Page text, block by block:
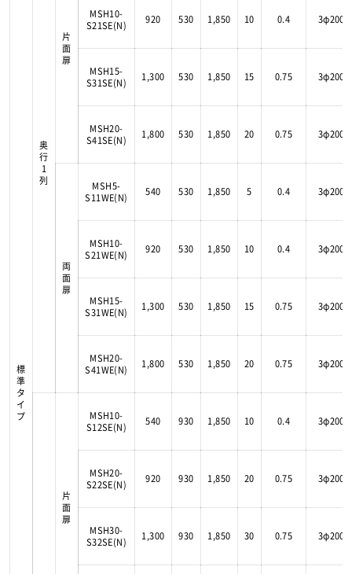
標
準
タ
イ
プ
奥
行
1
列
片
面
扉
MSH10-
S21SE(N)
920 530 1,850 10 0.4 3φ200V
MSH15-
S31SE(N)
1,300 530 1,850 15 0.75 3φ200V
MSH20-
S41SE(N)
1,800 530 1,850 20 0.75 3φ200V
両
面
扉
MSH5-
S11WE(N)
540 530 1,850 5 0.4 3φ200V
MSH10-
S21WE(N)
920 530 1,850 10 0.4 3φ200V
MSH15-
S31WE(N)
1,300 530 1,850 15 0.75 3φ200V
MSH20-
S41WE(N)
1,800 530 1,850 20 0.75 3φ200V
片
面
扉
MSH10-
S12SE(N)
540 930 1,850 10 0.4 3φ200V
MSH20-
S22SE(N)
920 930 1,850 20 0.75 3φ200V
MSH30-
S32SE(N)
1,300 930 1,850 30 0.75 3φ200V